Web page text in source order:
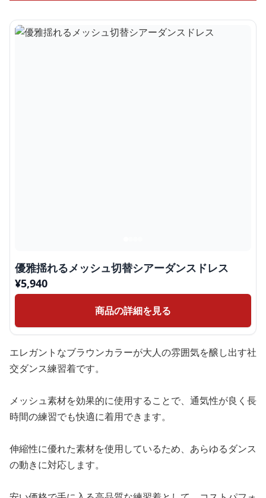
優雅揺れるメッシュ切替シアーダンスドレス
¥5,940
商品の詳細を見る
エレガントなブラウンカラーが大人の雰囲気を醸し出す社
交ダンス練習着です。
メッシュ素材を効果的に使用することで、通気性が良く長
時間の練習でも快適に着用できます。
伸縮性に優れた素材を使用しているため、あらゆるダンス
の動きに対応します。